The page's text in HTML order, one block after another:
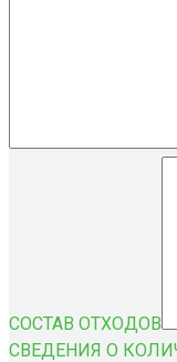
СОСТАВ ОТХОДОВ
СВЕДЕНИЯ О